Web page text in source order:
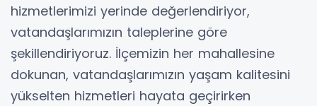
hizmetlerimizi yerinde değerlendiriyor,
vatandaşlarımızın taleplerine göre
şekillendiriyoruz. İlçemizin her mahallesine
dokunan, vatandaşlarımızın yaşam kalitesini
yükselten hizmetleri hayata geçirirken